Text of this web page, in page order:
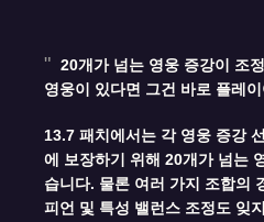
20개가 넘는 영웅 증강이 조
영웅이 있다면 그건 바로 플레
13.7 패치에서는 각 영웅 증강
에 보장하기 위해 20개가 넘는
습니다. 물론 여러 가지 조합의
피언 및 특성 밸런스 조정도 잊